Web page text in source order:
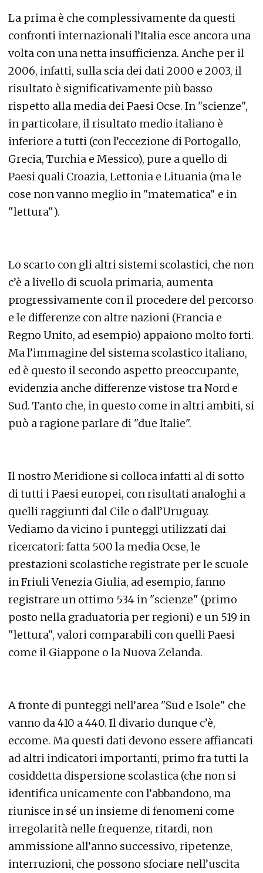
La prima è che complessivamente da questi
confronti internazionali l’Italia esce ancora una
volta con una netta insufficienza. Anche per il
2006, infatti, sulla scia dei dati 2000 e 2003, il
risultato è significativamente più basso
rispetto alla media dei Paesi Ocse. In "scienze",
in particolare, il risultato medio italiano è
inferiore a tutti (con l’eccezione di Portogallo,
Grecia, Turchia e Messico), pure a quello di
Paesi quali Croazia, Lettonia e Lituania (ma le
cose non vanno meglio in "matematica" e in
"lettura").
Lo scarto con gli altri sistemi scolastici, che non
c’è a livello di scuola primaria, aumenta
progressivamente con il procedere del percorso
e le differenze con altre nazioni (Francia e
Regno Unito, ad esempio) appaiono molto forti.
Ma l’immagine del sistema scolastico italiano,
ed è questo il secondo aspetto preoccupante,
evidenzia anche differenze vistose tra Nord e
Sud. Tanto che, in questo come in altri ambiti, si
può a ragione parlare di "due Italie".
Il nostro Meridione si colloca infatti al di sotto
di tutti i Paesi europei, con risultati analoghi a
quelli raggiunti dal Cile o dall’Uruguay.
Vediamo da vicino i punteggi utilizzati dai
ricercatori: fatta 500 la media Ocse, le
prestazioni scolastiche registrate per le scuole
in Friuli Venezia Giulia, ad esempio, fanno
registrare un ottimo 534 in "scienze" (primo
posto nella graduatoria per regioni) e un 519 in
"lettura", valori comparabili con quelli Paesi
come il Giappone o la Nuova Zelanda.
A fronte di punteggi nell’area "Sud e Isole" che
vanno da 410 a 440. Il divario dunque c’è,
eccome. Ma questi dati devono essere affiancati
ad altri indicatori importanti, primo fra tutti la
cosiddetta dispersione scolastica (che non si
identifica unicamente con l’abbandono, ma
riunisce in sé un insieme di fenomeni come
irregolarità nelle frequenze, ritardi, non
ammissione all’anno successivo, ripetenze,
interruzioni, che possono sfociare nell’uscita